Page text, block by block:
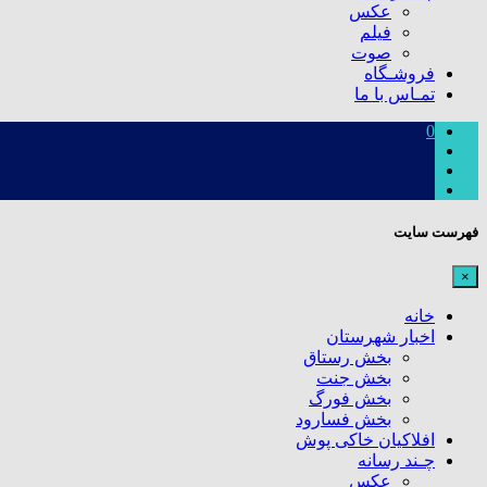
عکس
فیلم
صوت
فروشـگاه
تمـاس با ما
0
فهرست سایت
×
خانه
اخبار شهرستان
بخش رستاق
بخش جنت
بخش فورگ
بخش فسارود
افلاکیان خاکی پوش
چـند رسانه
عکس